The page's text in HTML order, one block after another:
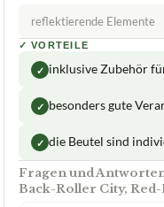
reflektierende Elemente
✓ VORTEILE
✓ inklusive Zubehör
✓ besonders gute
✓ die Beutel sind
Fragen und
Back-Roller City,